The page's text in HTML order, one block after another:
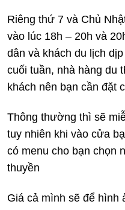
Riêng thứ 7 và Chủ
vào lúc 18h – 20h và
dân và khách du lịch
cuối tuần, nhà hàng du
khách nên bạn cần đặt
Thông thường thì sẽ
tuy nhiên khi vào cửa
có menu cho bạn chọn
thuyền
Giá cả mình sẽ để hình